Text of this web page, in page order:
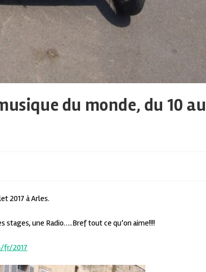
du monde, du 10 au
2017 à Arles.
stages, une Radio…..Bref tout ce qu’on aime!!!!
fr/2017